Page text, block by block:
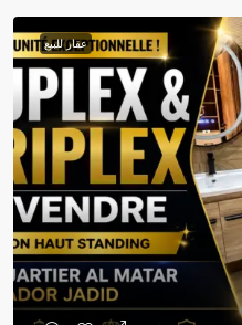
عقار للبيع